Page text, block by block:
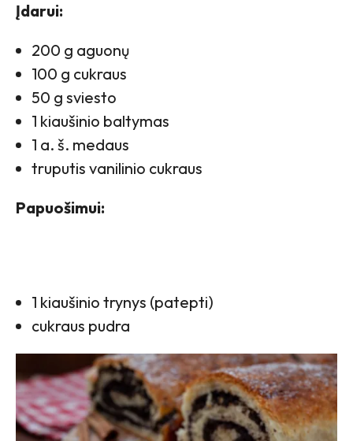
Įdarui:
200 g aguonų
100 g cukraus
50 g sviesto
1 kiaušinio baltymas
1 a. š. medaus
truputis vanilinio cukraus
Papuošimui:
1 kiaušinio trynys (patepti)
cukraus pudra